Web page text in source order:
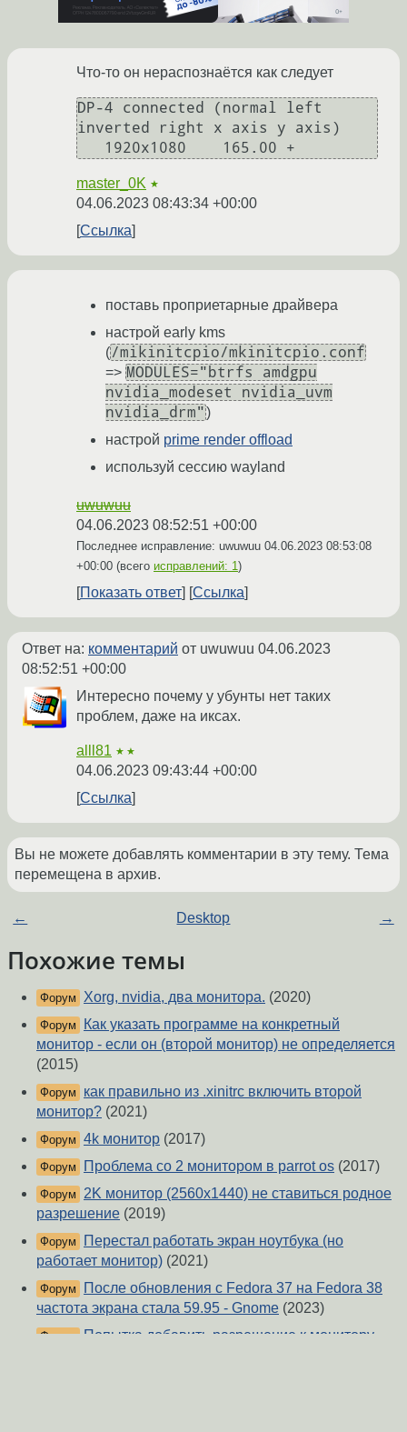
Что-то он нераспознаётся как следует
DP-4 connected (normal left
inverted right x axis y axis)
master_0K ★
04.06.2023 08:43:34 +00:00
Ссылка
поставь проприетарные драйвера
настрой early kms
(/mikinitcpio/mkinitcpio.conf
=> MODULES="btrfs amdgpu
nvidia_modeset nvidia_uvm
nvidia_drm")
настрой prime render offload
используй сессию wayland
uwuwuu
04.06.2023 08:52:51 +00:00
Последнее исправление: uwuwuu 04.06.2023 08:53:08
+00:00 (всего исправлений: 1)
Показать ответ Ссылка
Ответ на: комментарий от uwuwuu 04.06.2023
08:52:51 +00:00
Интересно почему у убунты нет таких
проблем, даже на иксах.
alll81 ★★
04.06.2023 09:43:44 +00:00
Ссылка
Вы не можете добавлять комментарии в эту тему. Тема
перемещена в архив.
← Desktop →
Похожие темы
Форум Xorg, nvidia, два монитора. (2020)
Форум
Как указать программе на конкретный
монитор - если он (второй монитор) не определяется
(2015)
Форум
как правильно из .xinitrc включить второй
монитор? (2021)
Форум 4k монитор (2017)
Форум Проблема со 2 монитором в parrot os (2017)
Форум
2K монитор (2560x1440) не ставиться родное
разрешение (2019)
Форум
Перестал работать экран ноутбука (но
работает монитор) (2021)
Форум
После обновления с Fedora 37 на Fedora 38
частота экрана стала 59.95 - Gnome (2023)
Форум Попытка добавить разрешение к монитору